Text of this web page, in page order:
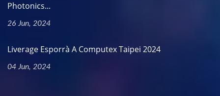
Photonics...
26 Jun, 2024
Liverage Esporrà A Computex Taipei 2024
04 Jun, 2024